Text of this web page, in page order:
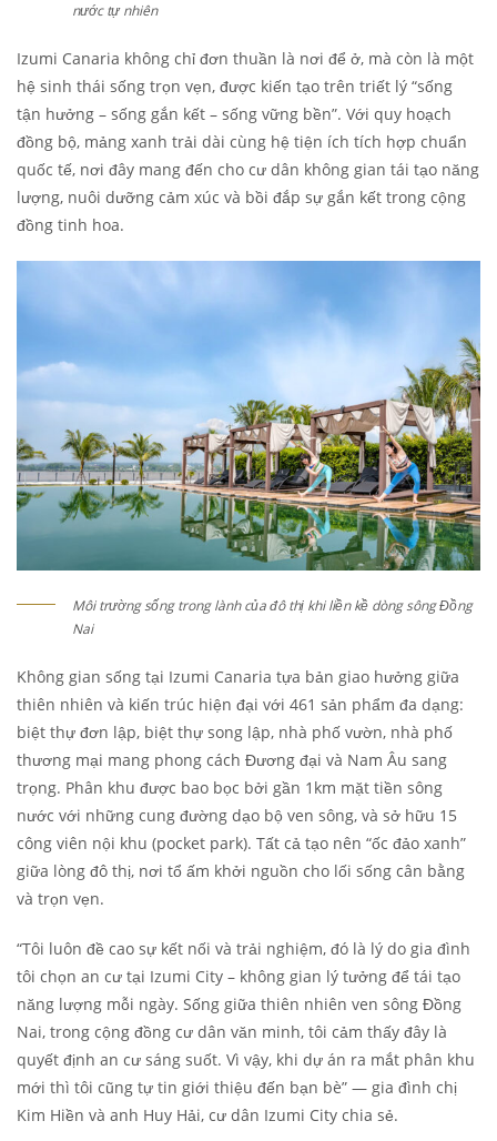
nước tự nhiên
Izumi Canaria không chỉ đơn thuần là nơi để ở, mà còn là một
hệ sinh thái sống trọn vẹn, được kiến tạo trên triết lý “sống
tận hưởng – sống gắn kết – sống vững bền”. Với quy hoạch
đồng bộ, mảng xanh trải dài cùng hệ tiện ích tích hợp chuẩn
quốc tế, nơi đây mang đến cho cư dân không gian tái tạo năng
lượng, nuôi dưỡng cảm xúc và bồi đắp sự gắn kết trong cộng
đồng tinh hoa.
Môi trường sống trong lành của đô thị khi liền kề dòng sông Đồng
Nai
Không gian sống tại Izumi Canaria tựa bản giao hưởng giữa
thiên nhiên và kiến trúc hiện đại với 461 sản phẩm đa dạng:
biệt thự đơn lập, biệt thự song lập, nhà phố vườn, nhà phố
thương mại mang phong cách Đương đại và Nam Âu sang
trọng. Phân khu được bao bọc bởi gần 1km mặt tiền sông
nước với những cung đường dạo bộ ven sông, và sở hữu 15
công viên nội khu (pocket park). Tất cả tạo nên “ốc đảo xanh”
giữa lòng đô thị, nơi tổ ấm khởi nguồn cho lối sống cân bằng
và trọn vẹn.
“Tôi luôn đề cao sự kết nối và trải nghiệm, đó là lý do gia đình
tôi chọn an cư tại Izumi City – không gian lý tưởng để tái tạo
năng lượng mỗi ngày. Sống giữa thiên nhiên ven sông Đồng
Nai, trong cộng đồng cư dân văn minh, tôi cảm thấy đây là
quyết định an cư sáng suốt. Vì vậy, khi dự án ra mắt phân khu
mới thì tôi cũng tự tin giới thiệu đến bạn bè” — gia đình chị
Kim Hiền và anh Huy Hải, cư dân Izumi City chia sẻ.